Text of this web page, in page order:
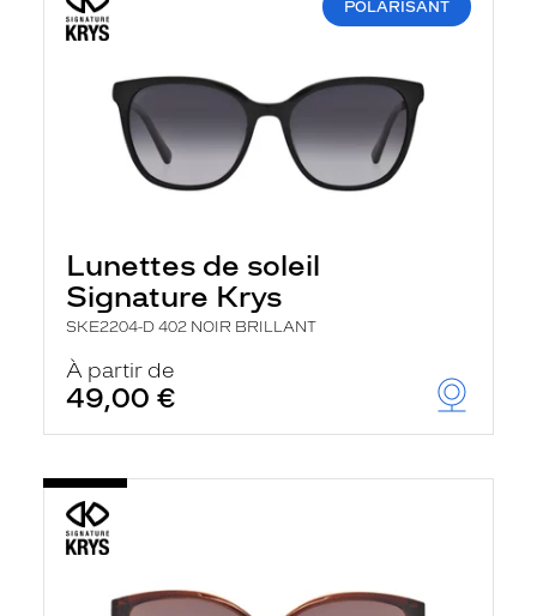
POLARISANT
Lunettes de soleil
Signature Krys
SKE2204-D 402 NOIR BRILLANT
À partir de
49,00 €